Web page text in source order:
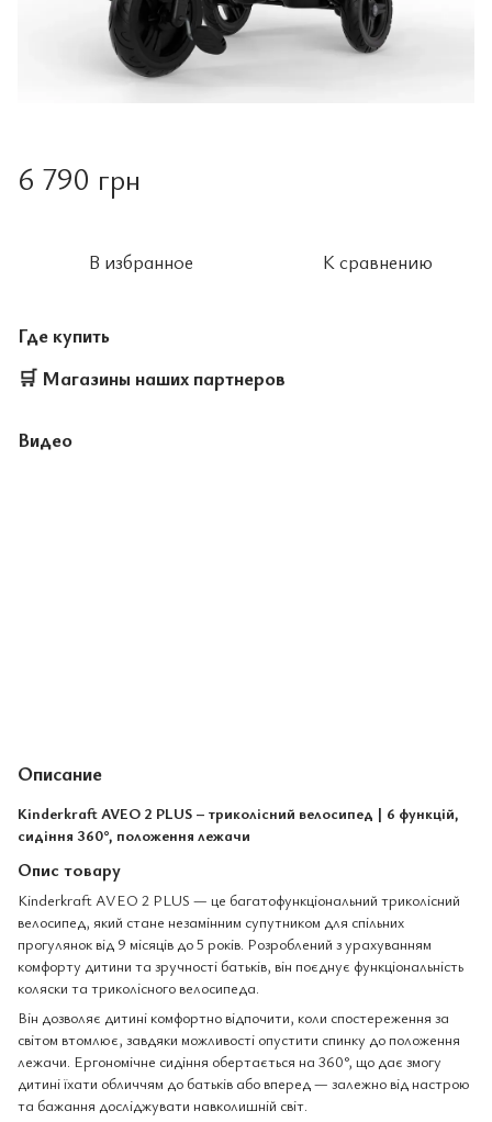
6 790 грн
В избранное К сравнению
Где купить
🛒 Магазины наших партнеров
Видео
Описание
Kinderkraft AVEO 2 PLUS – триколісний велосипед | 6 функцій,
сидіння 360°, положення лежачи
Опис товару
Kinderkraft AVEO 2 PLUS — це багатофункціональний триколісний
велосипед, який стане незамінним супутником для спільних
прогулянок від 9 місяців до 5 років. Розроблений з урахуванням
комфорту дитини та зручності батьків, він поєднує функціональність
коляски та триколісного велосипеда.
Він дозволяє дитині комфортно відпочити, коли спостереження за
світом втомлює, завдяки можливості опустити спинку до положення
лежачи. Ергономічне сидіння обертається на 360°, що дає змогу
дитині їхати обличчям до батьків або вперед — залежно від настрою
та бажання досліджувати навколишній світ.